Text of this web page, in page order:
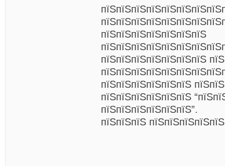
пїЅпїЅпїЅпїЅпїЅпїЅпїЅ
пїЅпїЅпїЅпїЅпїЅпїЅпїЅ
пїЅпїЅпїЅпїЅпїЅпїЅ
пїЅпїЅпїЅпїЅпїЅпїЅ
пїЅпїЅпїЅпїЅпїЅпїЅ”.
пїЅпїЅпїЅ